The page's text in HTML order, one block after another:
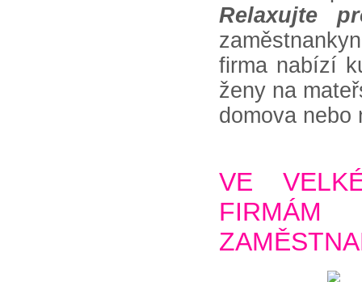
Relaxujte
firma nabízí
ženy na
domova nebo
VE
FIRMÁM